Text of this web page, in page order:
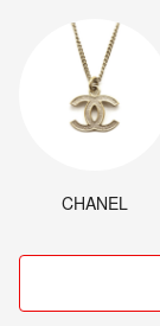
CHANEL